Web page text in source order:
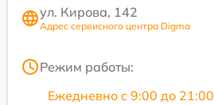
ул. Кирова, 142
Адрес сервисного центра Digma
Режим работы:
Ежедневно с 9:00 до 21:00